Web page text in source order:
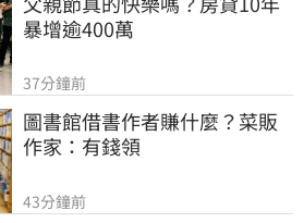
暴增逾400萬
37分鐘前
圖書館借書作者賺什麼？菜販
作家：有錢領
43分鐘前